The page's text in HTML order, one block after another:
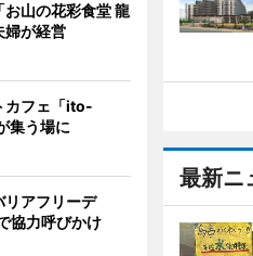
最新ニ
山の花彩食堂 龍
が経営
カフェ「ito-
う場に
リアフリーデ
協力呼びかけ